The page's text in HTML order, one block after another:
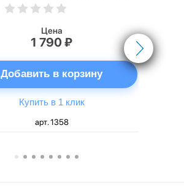
Цена
1 790 ₽
Добавить в корзину
Купить в 1 клик
арт. 1358